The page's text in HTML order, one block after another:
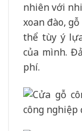
nhiên với
xoan đào,
thể tùy ý
của mình.
phí.